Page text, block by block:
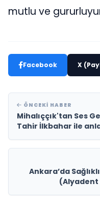
mutlu ve
Facebook X
ÖNCEKI HABER
Mihalıççık'tan Ses
Tahir İlkbahar ile
Ankara’da
(Alyadent